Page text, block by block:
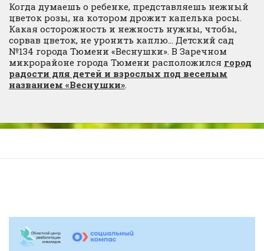
Когда думаешь о ребенке, представляешь нежный
цветок розы, на котором дрожит капелька росы.
Какая осторожность и нежность нужны, чтобы,
сорвав цветок, не уронить каплю… Детский сад
№134 города Тюмени «Веснушки». В Заречном
микрорайоне города Тюмени расположился город
радости для детей и взрослых под веселым
названием «Веснушки».